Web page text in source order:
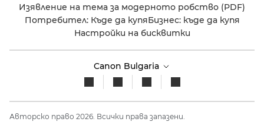
Изявление на тема за модерното робство (PDF)
Потребител: Къде да купяБизнес: къде да купя
Настройки на бисквитки
Canon Bulgaria
Авторско право 2026. Всички права запазени.